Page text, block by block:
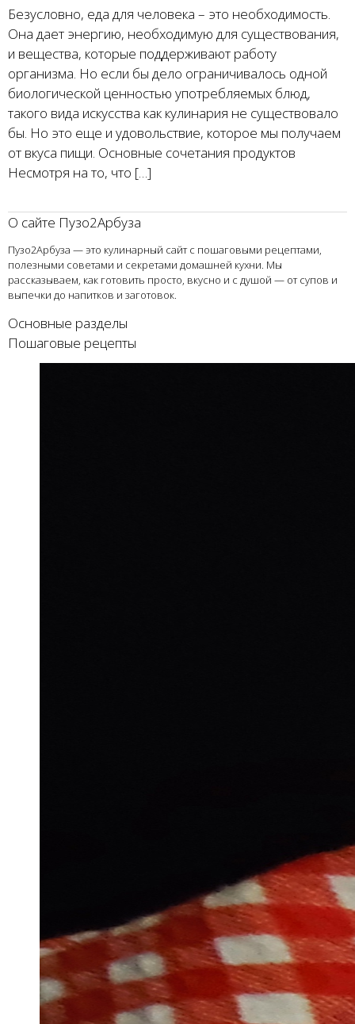
Безусловно, еда для человека – это необходимость.
Она дает энергию, необходимую для существования,
и вещества, которые поддерживают работу
организма. Но если бы дело ограничивалось одной
биологической ценностью употребляемых блюд,
такого вида искусства как кулинария не существовало
бы. Но это еще и удовольствие, которое мы получаем
от вкуса пищи. Основные сочетания продуктов
Несмотря на то, что […]
О сайте Пузо2Арбуза
Пузо2Арбуза — это кулинарный сайт с пошаговыми рецептами,
полезными советами и секретами домашней кухни. Мы
рассказываем, как готовить просто, вкусно и с душой — от супов и
выпечки до напитков и заготовок.
Основные разделы
Пошаговые рецепты